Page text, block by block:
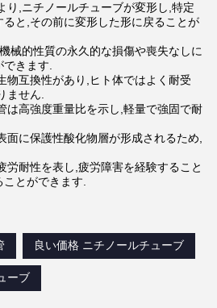
り,ニチノールチューブが変形し,特定
と,その前に変形した形に戻ることが
械的性質の永久的な損傷や喪失なしに
きます.
物互換性があり,ヒト体ではよく耐受
ません.
は高強度重量比を示し,軽量で強固で耐
面に保護性酸化物層が形成されるため,
労耐性を表し,疲労障害を経験すること
とができます.
良い価格 ニチノールチューブ
ーブ